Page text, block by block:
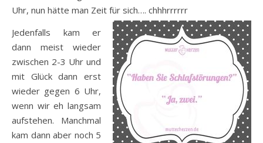
Uhr, nun hätte man Zeit für sich…. chhhrrrrrr
Jedenfalls kam er
dann meist wieder
zwischen 2-3 Uhr und
mit Glück dann erst
wieder gegen 6 Uhr,
wenn wir eh langsam
aufstehen. Manchmal
kam dann aber noch 5